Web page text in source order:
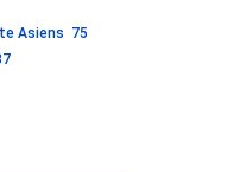
Asiens 75